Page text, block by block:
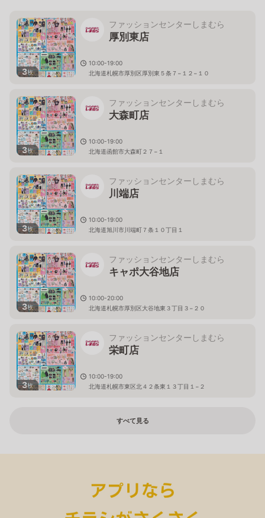
3枚
ファッションセンターしまむら
厚別東店
10:00-19:00
北海道札幌市厚別区厚別東５条７−１２−１０
3枚
ファッションセンターしまむら
大森町店
10:00-19:00
北海道函館市大森町２７−１
3枚
ファッションセンターしまむら
川端店
10:00-19:00
北海道旭川市川端町７条１０丁目１
3枚
ファッションセンターしまむら
キャポ大谷地店
10:00-20:00
北海道札幌市厚別区大谷地東３丁目３−２０
3枚
ファッションセンターしまむら
栄町店
10:00-19:00
北海道札幌市東区北４２条東１３丁目１−２
すべて見る